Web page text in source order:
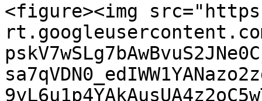
<figure><img
rt.googleusercontent.com/